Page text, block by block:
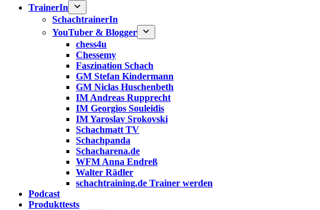
TrainerIn
SchachtrainerIn
YouTuber & Blogger
chess4u
Chessemy
Faszination Schach
GM Stefan Kindermann
GM Niclas Huschenbeth
IM Andreas Rupprecht
IM Georgios Souleidis
IM Yaroslav Srokovski
Schachmatt TV
Schachpanda
Schacharena.de
WFM Anna Endreß
Walter Rädler
schachtraining.de Trainer werden
Podcast
Produkttests